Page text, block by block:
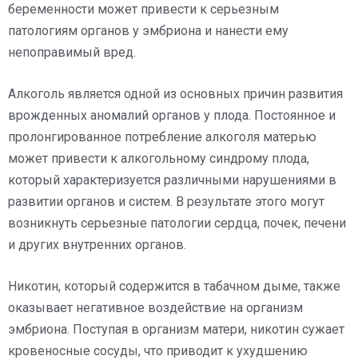
беременности может привести к серьезным
патологиям органов у эмбриона и нанести ему
непоправимый вред.
Алкоголь является одной из основных причин развития
врожденных аномалий органов у плода. Постоянное и
пролонгированное потребление алкоголя матерью
может привести к алкогольному синдрому плода,
который характеризуется различными нарушениями в
развитии органов и систем. В результате этого могут
возникнуть серьезные патологии сердца, почек, печени
и других внутренних органов.
Никотин, который содержится в табачном дыме, также
оказывает негативное воздействие на организм
эмбриона. Поступая в организм матери, никотин сужает
кровеносные сосуды, что приводит к ухудшению